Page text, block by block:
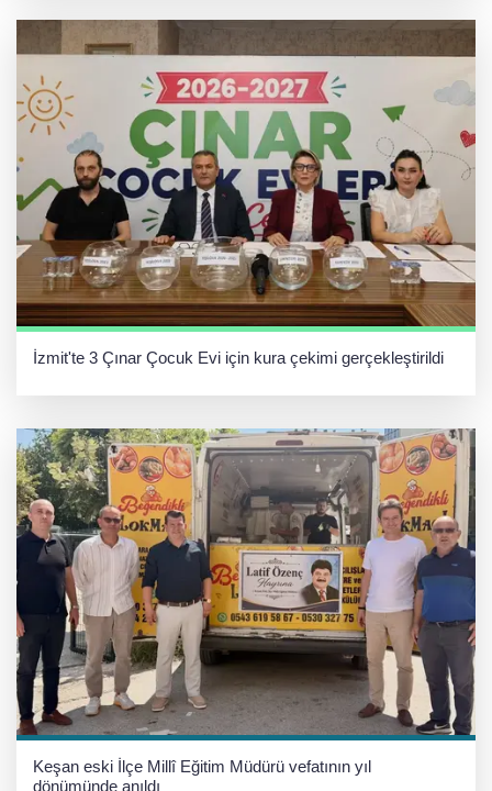
İzmit'te 3 Çınar Çocuk Evi için kura çekimi gerçekleştirildi
Keşan eski İlçe Millî Eğitim Müdürü vefatının yıl
dönümünde anıldı